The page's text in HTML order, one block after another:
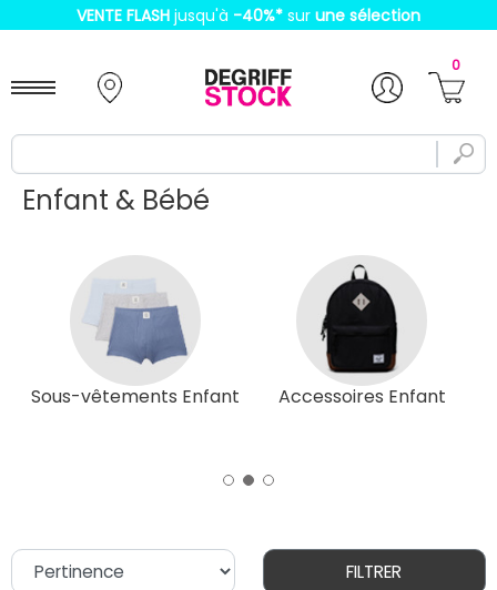
VENTE FLASH jusqu'à -40%* sur une sélection
0
Enfant & Bébé
Sous-vêtements Enfant Accessoires Enfant
FILTRER